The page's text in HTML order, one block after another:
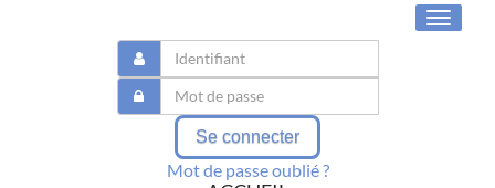
Toggle
Se connecter
Mot de passe oublié ?